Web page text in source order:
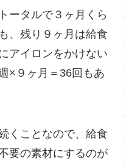
ータルで３ヶ月くら
、残り９ヶ月は給食
アイロンをかけない
×９ヶ月＝ 36回もあ
くことなので、給食
要の素材にするのが